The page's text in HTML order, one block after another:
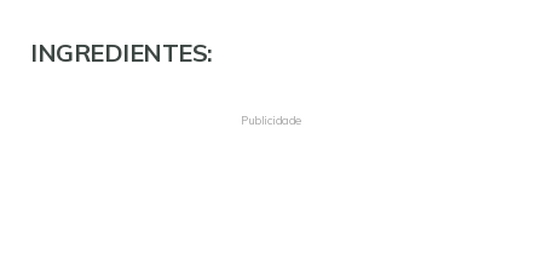
INGREDIENTES:
Publicidade